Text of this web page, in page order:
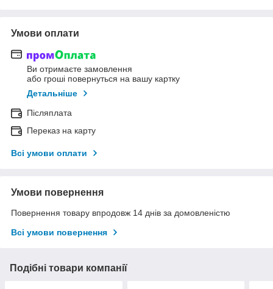
Умови оплати
Ви отримаєте замовлення
або гроші повернуться на вашу картку
Детальніше
Післяплата
Переказ на карту
Всі умови оплати
Умови повернення
Повернення товару впродовж 14 днів за домовленістю
Всі умови повернення
Подібні товари компанії